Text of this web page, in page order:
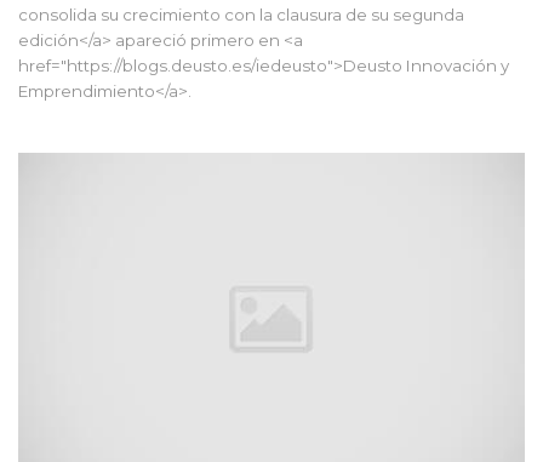
consolida su crecimiento con la clausura de su segunda
edición</a> apareció primero en <a
href="https://blogs.deusto.es/iedeusto">Deusto Innovación y
Emprendimiento</a>.